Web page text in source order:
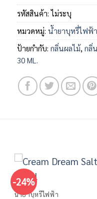
รหัสสินค้า:ไม่ระบุ
หมวดหมู่: น้ำยาบุหรี่ไฟฟ้า
ป้ายกำกับ: กลิ่นผลไม้, กลิ่
30 ML.
-24%
น้ำยาบุหรี่ไฟฟ้า